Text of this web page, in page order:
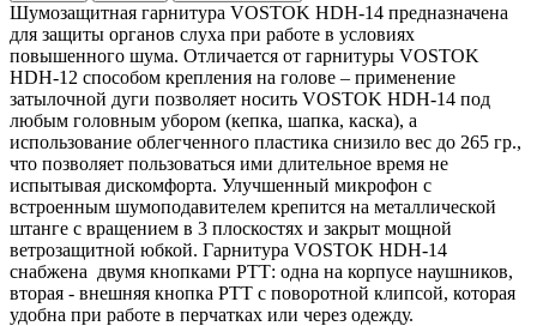
Шумозащитная гарнитура VOSTOK HDH-14 предназначена
для защиты органов слуха при работе в условиях
повышенного шума. Отличается от гарнитуры VOSTOK
HDH-12 способом крепления на голове – применение
затылочной дуги позволяет носить VOSTOK HDH-14 под
любым головным убором (кепка, шапка, каска), а
использование облегченного пластика снизило вес до 265 гр.,
что позволяет пользоваться ими длительное время не
испытывая дискомфорта. Улучшенный микрофон с
встроенным шумоподавителем крепится на металлической
штанге с вращением в 3 плоскостях и закрыт мощной
ветрозащитной юбкой. Гарнитура VOSTOK HDH-14
снабжена двумя кнопками РТТ: одна на корпусе наушников,
вторая - внешняя кнопка РТТ с поворотной клипсой, которая
удобна при работе в перчатках или через одежду.